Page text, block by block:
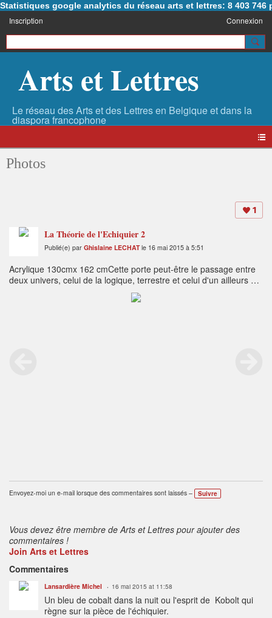
Statistiques google analytics du réseau arts et lettres: 8 403 746
Inscription Connexion
Arts et Lettres
Photos
1
La Théorie de l'Echiquier 2
Publié(e) par Ghislaine LECHATle 16 mai 2015 à 5:51
Acrylique 130cmx 162 cmCette porte peut-être le passage entre
deux univers, celui de la logique, terrestre et celui d'un ailleurs qui
est peut être dans un trou noir. A moins qu'il ne s'agisse d'un
théâtre... en fait, c'est la même chose.
Envoyez-moi un e-mail lorsque des commentaires sont laissés – Suivre
Vous devez être membre de Arts et Lettres pour ajouter des
commentaires !
Join Arts et Lettres
Commentaires
Lansardière Michel 16 mai 2015 at 11:58
Un bleu de cobalt dans la nuit ou l'esprit de Kobolt qui
règne sur la pièce de l'échiquier.